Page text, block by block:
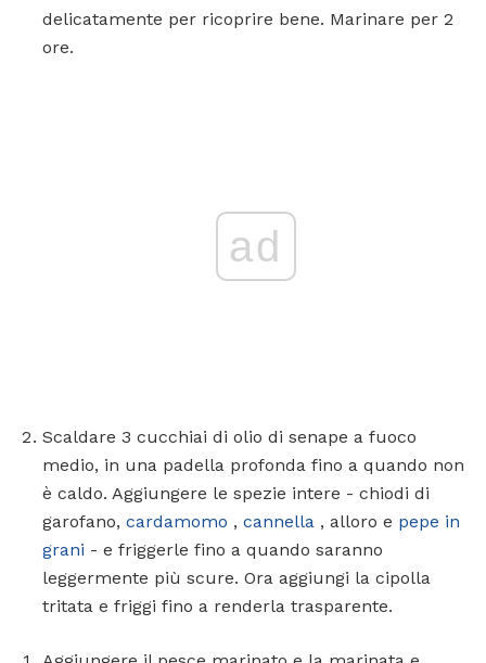
delicatamente per ricoprire bene. Marinare per 2
ore.
ad
Scaldare 3 cucchiai di olio di senape a fuoco
medio, in una padella profonda fino a quando non
è caldo. Aggiungere le spezie intere - chiodi di
garofano, cardamomo , cannella , alloro e pepe in
grani - e friggerle fino a quando saranno
leggermente più scure. Ora aggiungi la cipolla
tritata e friggi fino a renderla trasparente.